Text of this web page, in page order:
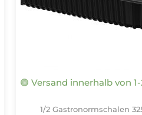
werden🟢 Versand innerhalb von
1/2 Gastronormschalen